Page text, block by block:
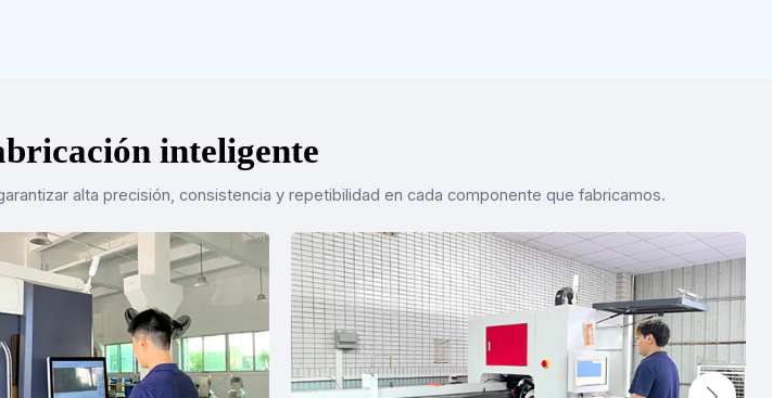
inteligente
alta precisión, consistencia y repetibilidad en cada componente que fabricamos.